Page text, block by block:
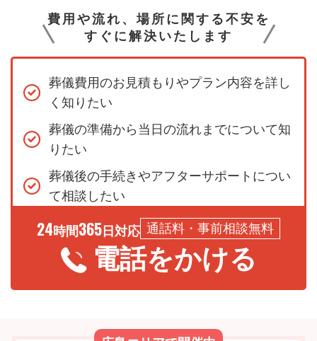
費用や流れ、場所に関する不安を
すぐに解決いたします
葬儀費用のお見積もりやプラン内容を詳し
く知りたい
葬儀の準備から当日の流れまでについて知
りたい
葬儀後の手続きやアフターサポートについ
て相談したい
24 時間365 日対応 通話料・事前相談無料
電話をかける